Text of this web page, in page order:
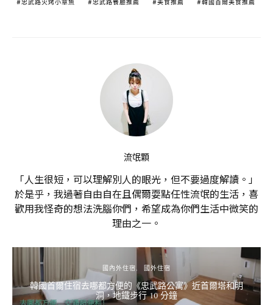
忠武路火烤小章魚 忠武路餐廳推薦 美食推薦 韓國首爾美食推薦
流氓顆
「人生很短，可以理解別人的眼光，但不要過度解讀。」
於是乎，我過著自由自在且偶爾耍點任性流氓的生活，喜
歡用我怪奇的想法洗腦你們，希望成為你們生活中微笑的
理由之一。
國內外住宿 國外住宿
韓國首爾住宿去哪都方便的《忠武路公寓》近首爾塔和明
洞，地鐵步行 10 分鐘